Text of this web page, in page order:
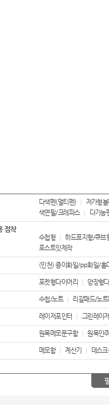
보조배터리
손톱깍이
국내
AP-100010
AP-100025
다색펜(멀티펜) 저가형
색연필/크레파스
다기능
점착
수첩형 하드표지형/큐브
포스트잇제작
(인천) 종이화일/pp화일/홀
포켓형다이어리 양장형
수첩/노트 리갈패드/노
레이저포인터 그린레이
원목메모문구함 원목인
메모함 계산기 데스